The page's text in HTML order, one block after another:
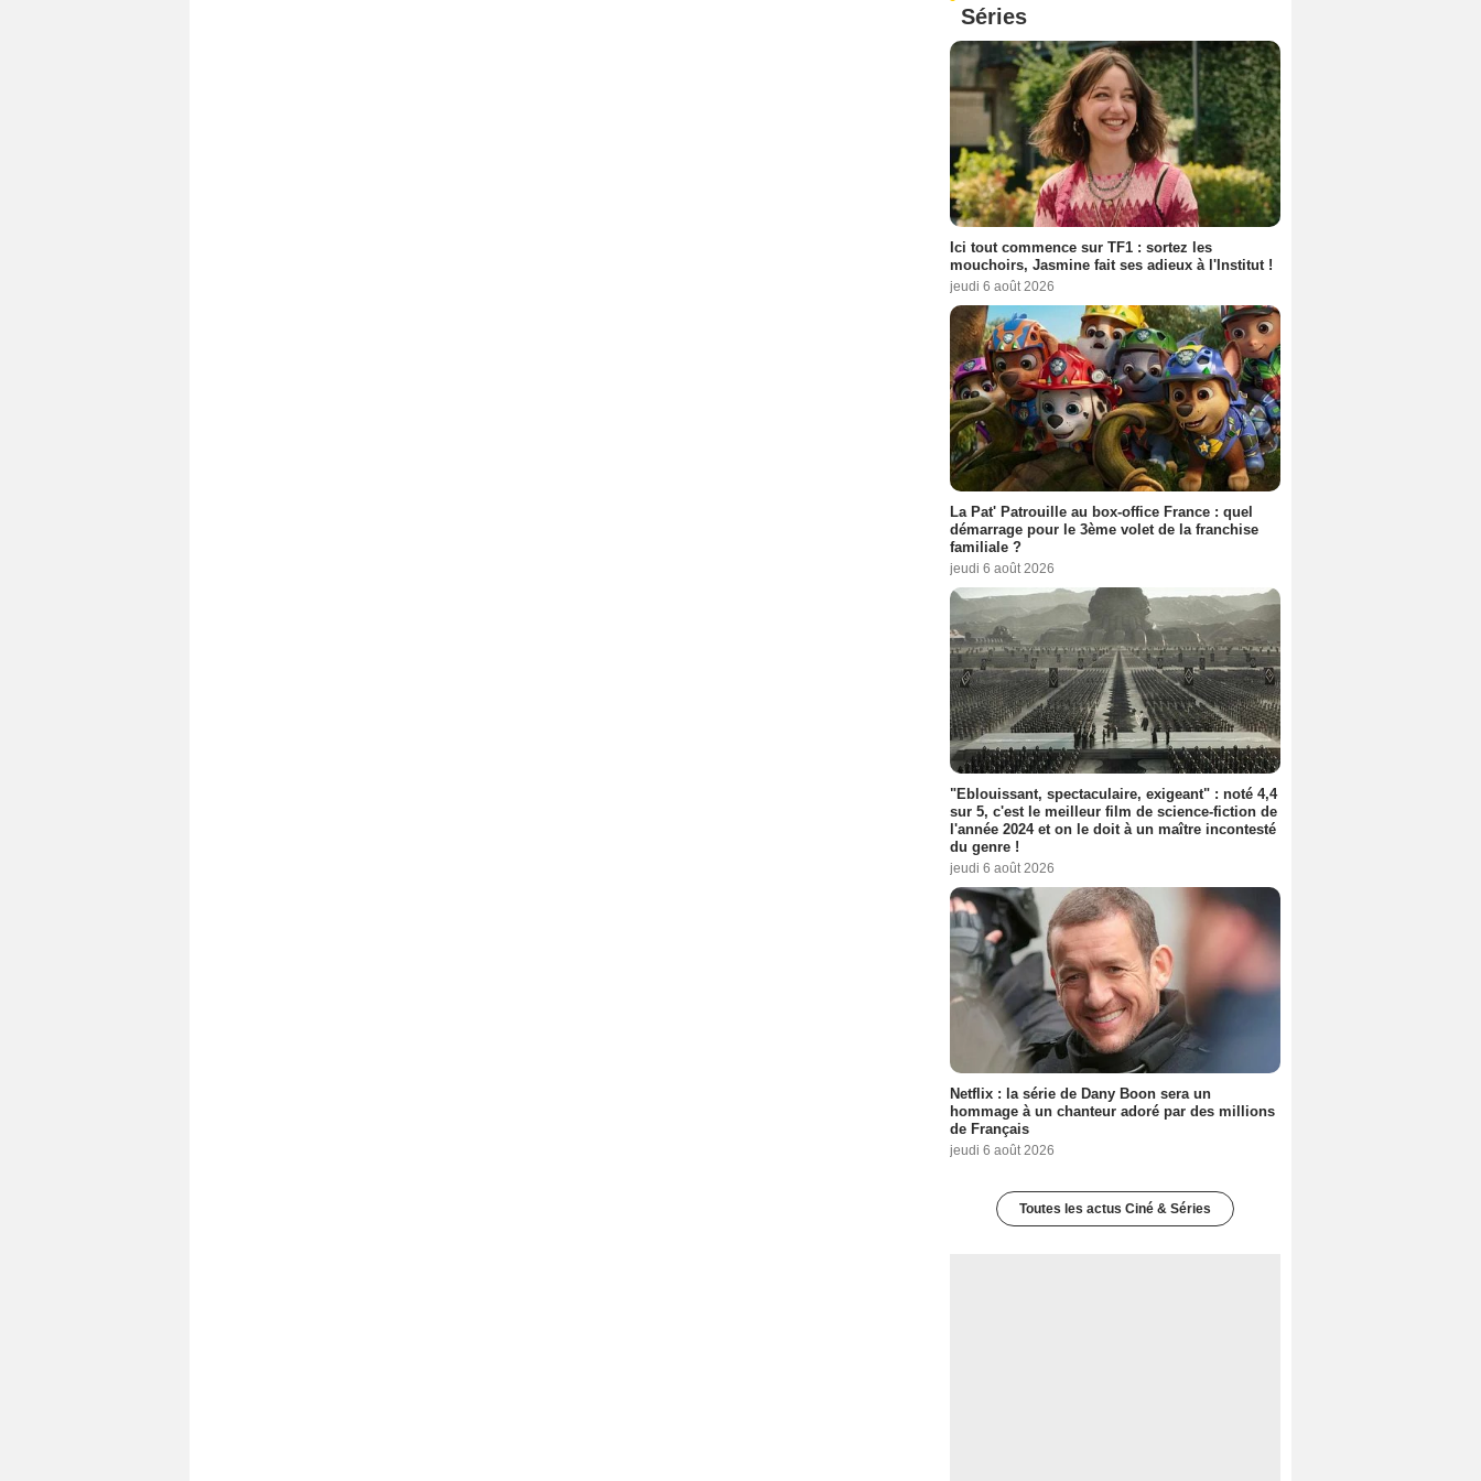
Séries
Ici tout commence sur TF1 : sortez les
mouchoirs, Jasmine fait ses adieux à l'Institut !
jeudi 6 août 2026
La Pat' Patrouille au box-office France : quel
démarrage pour le 3ème volet de la franchise
familiale ?
jeudi 6 août 2026
"Eblouissant, spectaculaire, exigeant" : noté 4,4
sur 5, c'est le meilleur film de science-fiction de
l'année 2024 et on le doit à un maître incontesté
du genre !
jeudi 6 août 2026
Netflix : la série de Dany Boon sera un
hommage à un chanteur adoré par des millions
de Français
jeudi 6 août 2026
Toutes les actus Ciné & Séries